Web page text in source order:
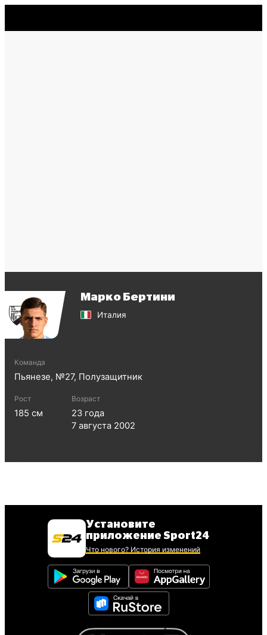
Марко Бертини
Италия
Команда
Пьянезе, №27, Полузащитник
Рост
185 см
Возраст
23 года
7 августа 2002
Установите
приложение Sport24
Что нового? История изменений